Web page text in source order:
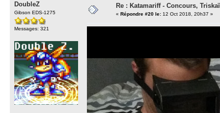
DoubleZ
Gibson EDS-1275
Messages: 321
Re : Katamariff - Concours,
« Répondre #20 le: 12 Oct 2018, 20h37 »